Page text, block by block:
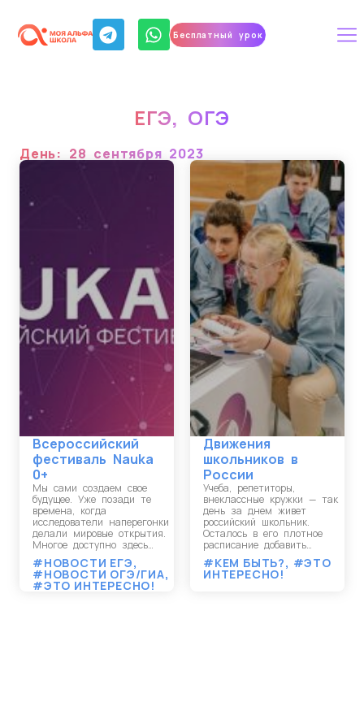
Бесплатный урок
ЕГЭ, ОГЭ
День: 28 сентября 2023
Всероссийский
фестиваль Nauka
0+
Мы сами создаем свое
будущее. Уже позади те
времена, когда
исследователи наперегонки
делали мировые открытия.
Многое доступно здесь…
#НОВОСТИ ЕГЭ,
#НОВОСТИ ОГЭ/ГИА,
#ЭТО ИНТЕРЕСНО!
Движения
школьников в
России
Учеба, репетиторы,
внеклассные кружки — так
день за днем живет
российский школьник.
Осталось в его плотное
расписание добавить…
#КЕМ БЫТЬ?, #ЭТО
ИНТЕРЕСНО!